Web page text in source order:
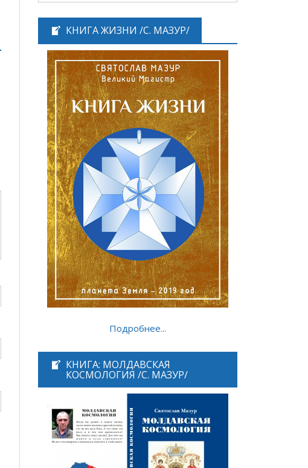
КНИГА ЖИЗНИ /С. МАЗУР/
Подробнее...
КНИГА: МОЛДАВСКАЯ
КОСМОЛОГИЯ /С. МАЗУР/